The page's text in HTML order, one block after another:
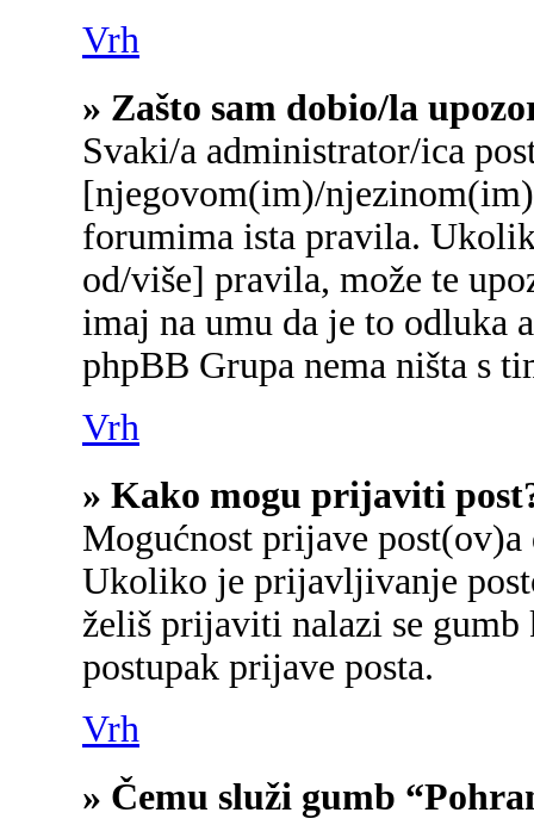
Vrh
» Zašto sam dobio/la
Svaki/a administrator/ica
[njegovom(im)/
forumima ista pravila.
od/više] pravila, može te
imaj na umu da je to odluka
phpBB Grupa nema ništa s
Vrh
» Kako mogu prijaviti
Mogućnost prijave
Ukoliko je prijavljivanje
želiš prijaviti nalazi se
postupak prijave posta.
Vrh
» Čemu služi gumb